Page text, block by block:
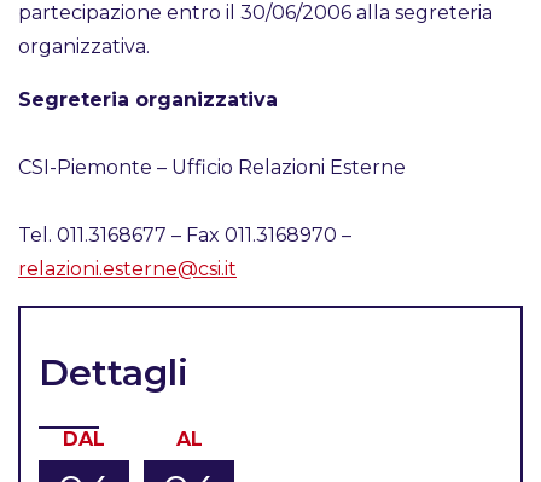
partecipazione entro il 30/06/2006 alla segreteria
organizzativa.
Segreteria organizzativa
CSI-Piemonte – Ufficio Relazioni Esterne
Tel. 011.3168677 – Fax 011.3168970 –
relazioni.esterne@csi.it
Dettagli
DAL AL